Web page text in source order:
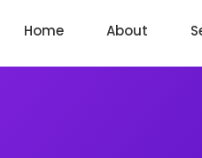
Home About